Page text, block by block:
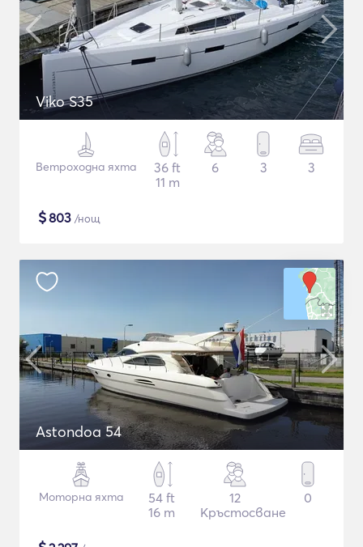
Viko S35
Ветроходна яхта
36 ft
11 m
6 3 3
$803 /нощ
Astondoa 54
Моторна яхта
54 ft
16 m
12
Кръстосване
0